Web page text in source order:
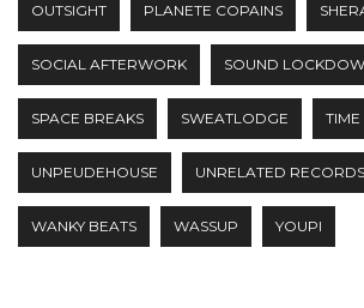
OUTSIGHT PLANETE COPAINS
SOCIAL AFTERWORK SOUND
SPACE BREAKS SWEATLODGE TIME
UNPEUDEHOUSE UNRELATED RECORDS
WANKY BEATS WASSUP YOUPI